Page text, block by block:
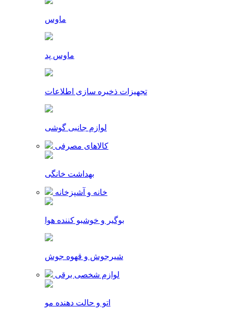
ماوس
ماوس پد
تجهیزات ذخیره سازی اطلاعات
لوازم جانبی گوشی
کالاهای مصرفی
بهداشت خانگی
خانه و آشپزخانه
بوگیر و خوشبو کننده هوا
شیرجوش و قهوه جوش
لوازم شخصی برقی
اتو و حالت دهنده مو